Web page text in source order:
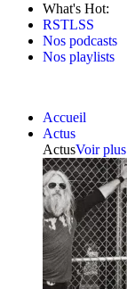
What's Hot:
RSTLSS
Nos podcasts
Nos playlists
Accueil
Actus
ActusVoir plus